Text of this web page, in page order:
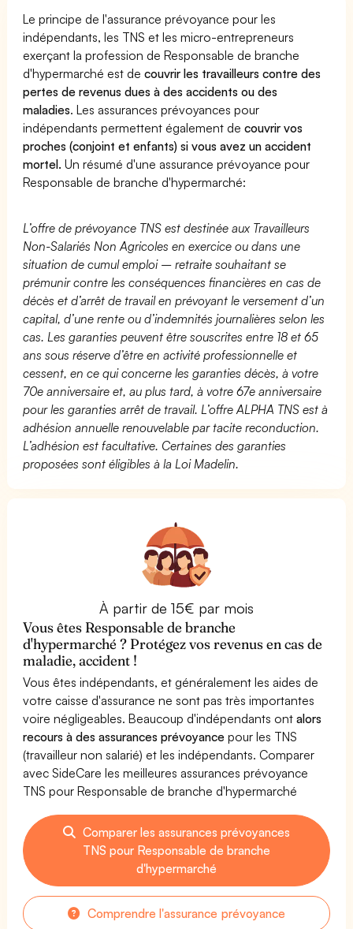
Le principe de l'assurance prévoyance pour les
indépendants, les TNS et les micro-entrepreneurs
exerçant la profession de Responsable de branche
d'hypermarché est decouvrir les travailleurs contre des
pertes de revenus dues à des accidents ou des
maladies. Les assurances prévoyances pour
indépendants permettent également decouvrir vos
proches (conjoint et enfants) si vous avez un accident
mortel. Un résumé d'une assurance prévoyance pour
Responsable de branche d'hypermarché:
L’offre de prévoyance TNS est destinée aux Travailleurs
Non-Salariés Non Agricoles en exercice ou dans une
situation de cumul emploi – retraite souhaitant se
prémunir contre les conséquences financières en cas de
décès et d’arrêt de travail en prévoyant le versement d’un
capital, d’une rente ou d’indemnités journalières selon les
cas. Les garanties peuvent être souscrites entre 18 et 65
ans sous réserve d’être en activité professionnelle et
cessent, en ce qui concerne les garanties décès, à votre
70e anniversaire et, au plus tard, à votre 67e anniversaire
pour les garanties arrêt de travail. L’offre ALPHA TNS est à
adhésion annuelle renouvelable par tacite reconduction.
L’adhésion est facultative. Certaines des garanties
proposées sont éligibles à la Loi Madelin.
À partir de 15€ par mois
Vous êtes Responsable de branche
d'hypermarché ? Protégez vos revenus en cas de
maladie, accident !
Vous êtes indépendants, et généralement les aides de
votre caisse d'assurance ne sont pas très importantes
voire négligeables. Beaucoup d'indépendants ontalors
recours à des assurances prévoyance pour les TNS
(travailleur non salarié) et les indépendants. Comparer
avec SideCare les meilleures assurances prévoyance
TNS pour Responsable de branche d'hypermarché
Comparer les assurances prévoyances
TNS pour Responsable de branche
d'hypermarché
Comprendre l'assurance prévoyance